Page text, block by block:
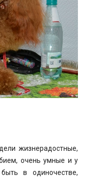
жизнерадостные,
очень умные и у
в одиночестве,